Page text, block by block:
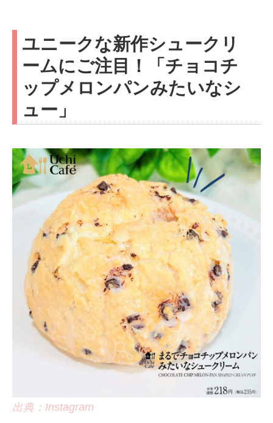
ユニークな新作シュークリ
ームにご注目！「チョコチ
ップメロンパンみたいなシ
ュー」
出典：Instagram